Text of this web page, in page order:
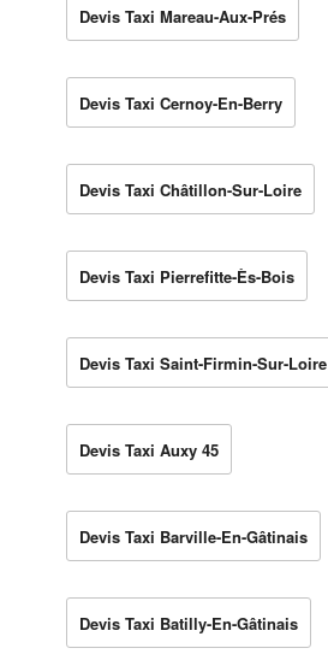
Devis Taxi Mareau-Aux-Prés
Devis Taxi Cernoy-En-Berry
Devis Taxi Châtillon-Sur-Loire
Devis Taxi Pierrefitte-Ès-Bois
Devis Taxi Saint-Firmin-Sur-Loire
Devis Taxi Auxy 45
Devis Taxi Barville-En-Gâtinais
Devis Taxi Batilly-En-Gâtinais